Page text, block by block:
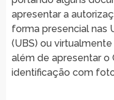
apresentar a
forma presencial nas
(UBS) ou
além de apresentar o
identificação com